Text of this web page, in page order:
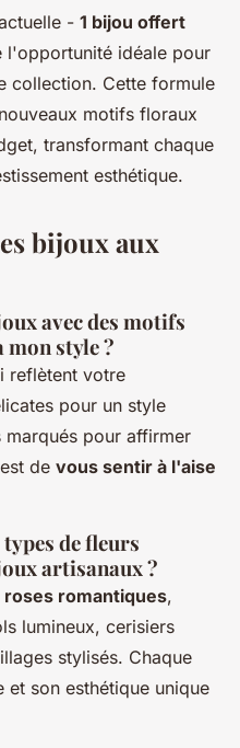
- 1 bijou offert
l'opportunité idéale pour
collection. Cette formule
motifs floraux
transformant chaque
esthétique.
bijoux aux
avec des motifs
style ?
reflètent votre
pour un style
pour affirmer
de vous sentir à l'aise
de fleurs
artisanaux ?
roses romantiques,
lumineux, cerisiers
stylisés. Chaque
son esthétique unique